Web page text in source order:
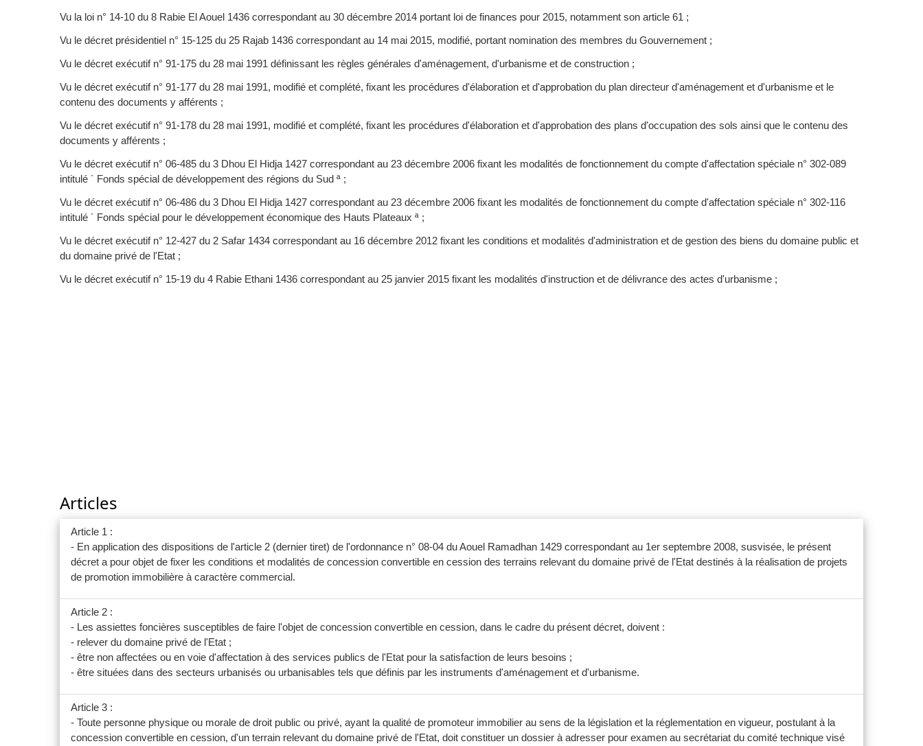
Vu la loi n° 14-10 du 8 Rabie El Aouel 1436 correspondant au 30 décembre 2014 portant loi de finances pour 2015, notamment son article 61 ;
Vu le décret présidentiel n° 15-125 du 25 Rajab 1436 correspondant au 14 mai 2015, modifié, portant nomination des membres du Gouvernement ;
Vu le décret exécutif n° 91-175 du 28 mai 1991 définissant les règles générales d'aménagement, d'urbanisme et de construction ;
Vu le décret exécutif n° 91-177 du 28 mai 1991, modifié et complété, fixant les procédures d'élaboration et d'approbation du plan directeur d'aménagement et d'urbanisme et le
contenu des documents y afférents ;
Vu le décret exécutif n° 91-178 du 28 mai 1991, modifié et complété, fixant les procédures d'élaboration et d'approbation des plans d'occupation des sols ainsi que le contenu des
documents y afférents ;
Vu le décret exécutif n° 06-485 du 3 Dhou El Hidja 1427 correspondant au 23 décembre 2006 fixant les modalités de fonctionnement du compte d'affectation spéciale n° 302-089
intitulé ´ Fonds spécial de développement des régions du Sud ª ;
Vu le décret exécutif n° 06-486 du 3 Dhou El Hidja 1427 correspondant au 23 décembre 2006 fixant les modalités de fonctionnement du compte d'affectation spéciale n° 302-116
intitulé ´ Fonds spécial pour le développement économique des Hauts Plateaux ª ;
Vu le décret exécutif n° 12-427 du 2 Safar 1434 correspondant au 16 décembre 2012 fixant les conditions et modalités d'administration et de gestion des biens du domaine public et
du domaine privé de l'Etat ;
Vu le décret exécutif n° 15-19 du 4 Rabie Ethani 1436 correspondant au 25 janvier 2015 fixant les modalités d'instruction et de délivrance des actes d'urbanisme ;
Articles
Article 1 :
- En application des dispositions de l'article 2 (dernier tiret) de l'ordonnance n° 08-04 du Aouel Ramadhan 1429 correspondant au 1er septembre 2008, susvisée, le présent
décret a pour objet de fixer les conditions et modalités de concession convertible en cession des terrains relevant du domaine privé de l'Etat destinés à la réalisation de projets
de promotion immobilière à caractère commercial.
Article 2 :
- Les assiettes foncières susceptibles de faire l'objet de concession convertible en cession, dans le cadre du présent décret, doivent :
- relever du domaine privé de l'Etat ;
- être non affectées ou en voie d'affectation à des services publics de l'Etat pour la satisfaction de leurs besoins ;
- être situées dans des secteurs urbanisés ou urbanisables tels que définis par les instruments d'aménagement et d'urbanisme.
Article 3 :
- Toute personne physique ou morale de droit public ou privé, ayant la qualité de promoteur immobilier au sens de la législation et la réglementation en vigueur, postulant à la
concession convertible en cession, d'un terrain relevant du domaine privé de l'Etat, doit constituer un dossier à adresser pour examen au secrétariat du comité technique visé